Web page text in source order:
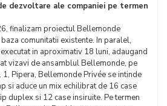
dezvoltare ale companiei pe termen
finalizam proiectul Bellemonde
comunitatii existente. In paralel,
in aproximativ 18 luni, adaugand
vizavi de ansamblul Bellemonde, pe
Pipera, Bellemonde Privée se intinde
si aduce un mix echilibrat de 16 case
duplex si 12 case insiruite. Pe termen